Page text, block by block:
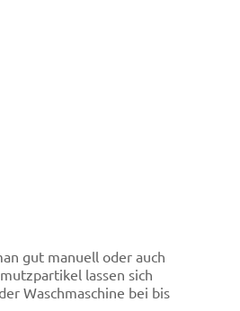
gut manuell oder auch
lassen sich
Waschmaschine bei bis